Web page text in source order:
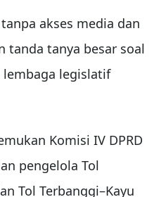
akses media dan
tanda tanya besar soal
legislatif
Komisi IV DPRD
pengelola Tol
Tol Terbanggi–Kayu